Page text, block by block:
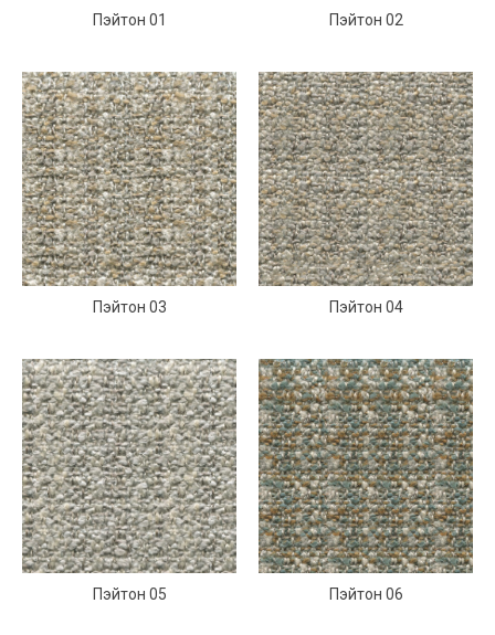
Пэйтон 01 Пэйтон 02
Пэйтон 03 Пэйтон 04
Пэйтон 05 Пэйтон 06